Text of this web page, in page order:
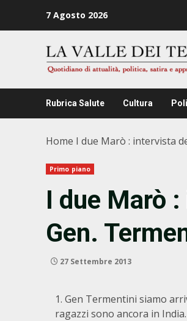
7 Agosto 2026
Rubrica Salute Cultura
Home I due Marò : intervista
Primo piano
I due Marò
Gen.
27 Settembre 2013
Gen Termentini siamo
ragazzi sono ancora in